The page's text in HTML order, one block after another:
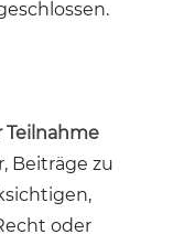
Teilnahme
Beiträge zu
oder